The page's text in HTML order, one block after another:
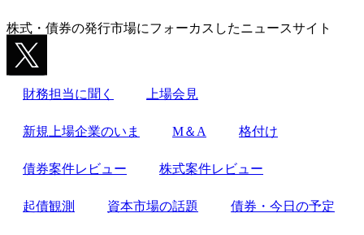
株式・債券の発行市場にフォーカスしたニュースサイト
財務担当に聞く 上場会見
新規上場企業のいま M＆A 格付け
債券案件レビュー 株式案件レビュー
起債観測 資本市場の話題 債券・今日の予定